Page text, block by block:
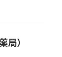
局）